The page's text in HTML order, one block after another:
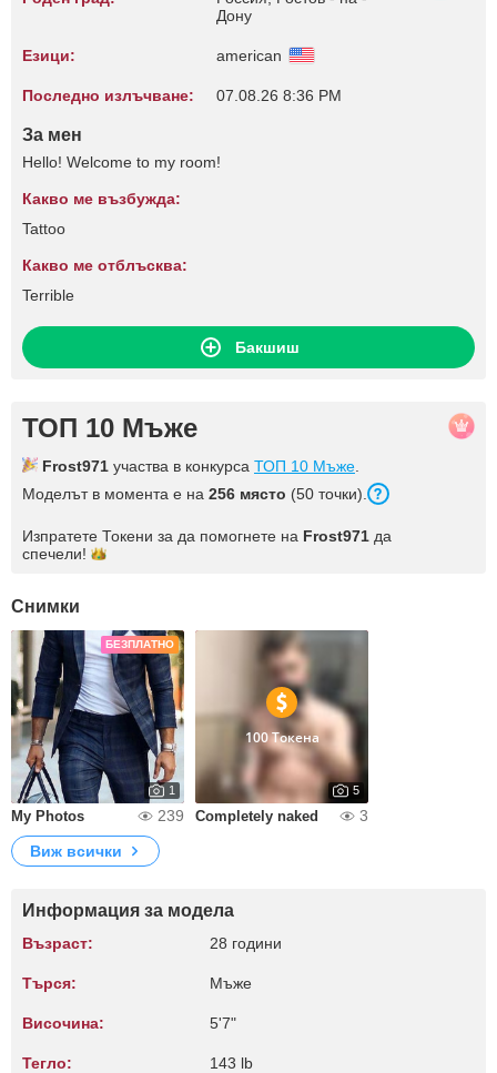
Дону
Езици: american
Последно излъчване: 07.08.26 8:36 PM
За мен
Hello! Welcome to my room!
Какво ме възбужда:
Tattoo
Какво ме отблъсква:
Terrible
Бакшиш
ТОП 10 Мъже
Frost971 участва в конкурса ТОП 10 Мъже
Моделът в момента е на 256 място (50 точки).
Изпратете Токени за да помогнете на Frost971 да
спечели!
Снимки
БЕЗПЛАТНО
1
My Photos 239
100 Токена
5
Completely naked
3
Виж всички
Информация за модела
Възраст: 28 години
Търся: Мъже
Височина: 5'7"
Тегло: 143 lb